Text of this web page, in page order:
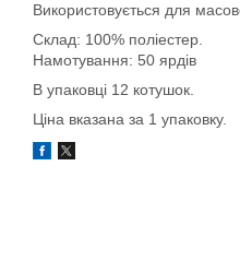
Використовується для
Склад: 100% поліестер.
Намотування: 50 ярдів
В упаковці 12 котушок.
Ціна вказана за 1 упаковку.